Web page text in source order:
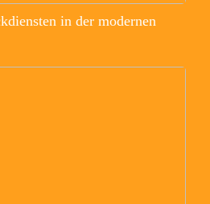
in der modernen